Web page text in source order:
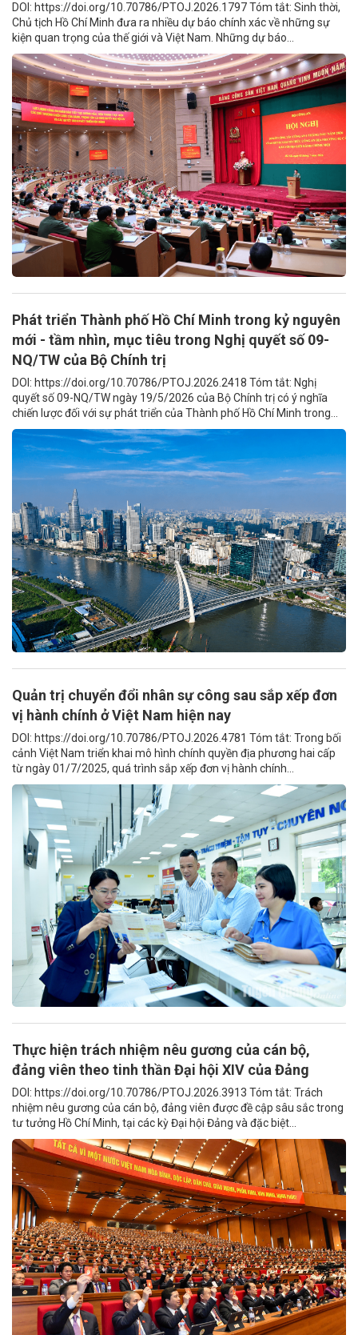
DOI: https://doi.org/10.70786/PTOJ.2026.1797 Tóm tắt: Sinh thời,
Chủ tịch Hồ Chí Minh đưa ra nhiều dự báo chính xác về những sự
kiện quan trọng của thế giới và Việt Nam. Những dự báo...
Phát triển Thành phố Hồ Chí Minh trong kỷ nguyên
mới - tầm nhìn, mục tiêu trong Nghị quyết số 09-
NQ/TW của Bộ Chính trị
DOI: https://doi.org/10.70786/PTOJ.2026.2418 Tóm tắt: Nghị
quyết số 09-NQ/TW ngày 19/5/2026 của Bộ Chính trị có ý nghĩa
chiến lược đối với sự phát triển của Thành phố Hồ Chí Minh trong...
Quản trị chuyển đổi nhân sự công sau sắp xếp đơn
vị hành chính ở Việt Nam hiện nay
DOI: https://doi.org/10.70786/PTOJ.2026.4781 Tóm tắt: Trong bối
cảnh Việt Nam triển khai mô hình chính quyền địa phương hai cấp
từ ngày 01/7/2025, quá trình sắp xếp đơn vị hành chính...
Thực hiện trách nhiệm nêu gương của cán bộ,
đảng viên theo tinh thần Đại hội XIV của Đảng
DOI: https://doi.org/10.70786/PTOJ.2026.3913 Tóm tắt: Trách
nhiệm nêu gương của cán bộ, đảng viên được đề cập sâu sắc trong
tư tưởng Hồ Chí Minh, tại các kỳ Đại hội Đảng và đặc biệt...